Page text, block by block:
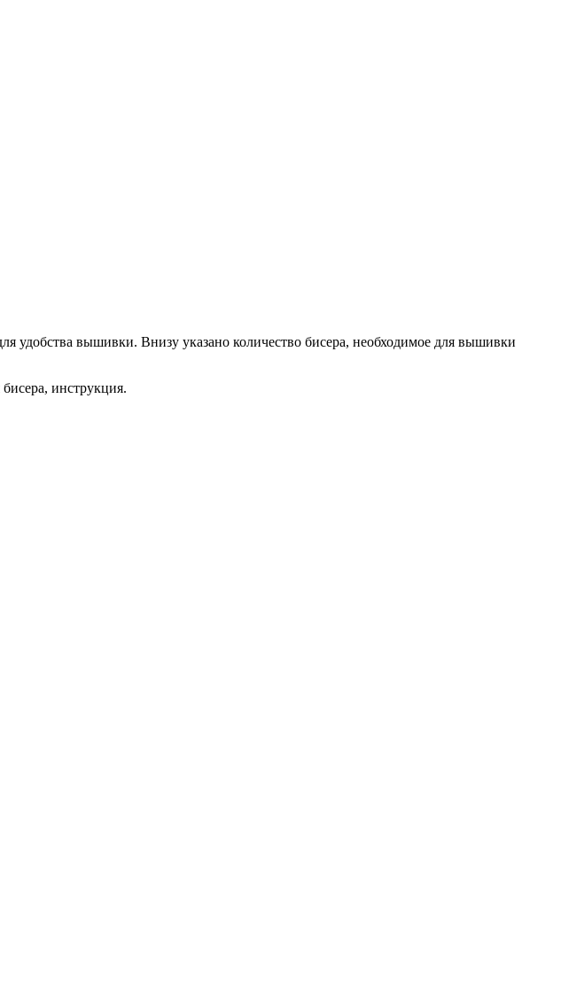
удобства вышивки. Внизу указано количество бисера, необходимое для вышивки
инструкция.